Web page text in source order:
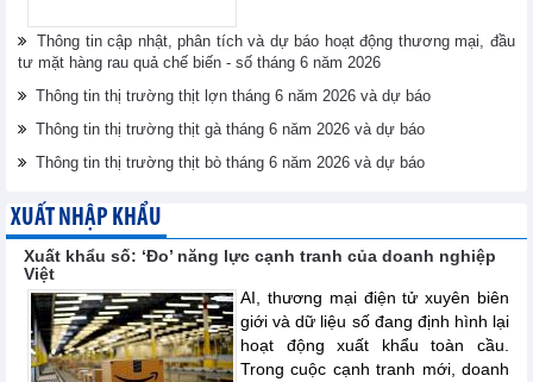
Thông tin cập nhật, phân tích và dự báo hoạt động thương mại, đầu
tư mặt hàng rau quả chế biến - số tháng 6 năm 2026
Thông tin thị trường thịt lợn tháng 6 năm 2026 và dự báo
Thông tin thị trường thịt gà tháng 6 năm 2026 và dự báo
Thông tin thị trường thịt bò tháng 6 năm 2026 và dự báo
XUẤT NHẬP KHẨU
Xuất khẩu số: ‘Đo’ năng lực cạnh tranh của doanh nghiệp
Việt
AI, thương mại điện tử xuyên biên
giới và dữ liệu số đang định hình lại
hoạt động xuất khẩu toàn cầu.
Trong cuộc cạnh tranh mới, doanh